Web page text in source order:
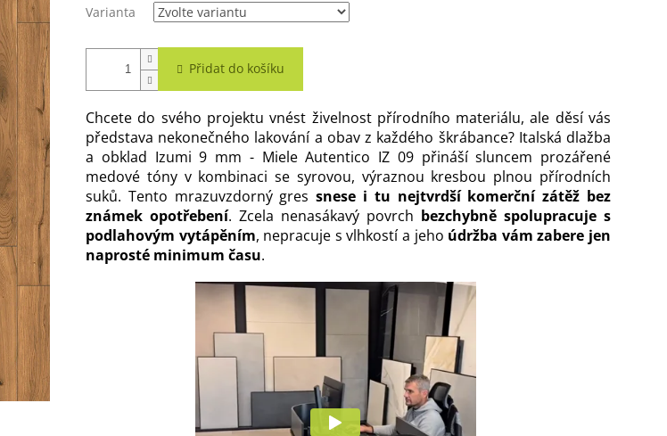
Varianta
Přidat do košíku
Chcete do svého projektu vnést živelnost přírodního materiálu, ale děsí vás
představa nekonečného lakování a obav z každého škrábance? Italská dlažba
a obklad Izumi 9 mm - Miele Autentico IZ 09 přináší sluncem prozářené
medové tóny v kombinaci se syrovou, výraznou kresbou plnou přírodních
suků. Tento mrazuvzdorný gressnese i tu nejtvrdší komerční zátěž bez
známek opotřebení. Zcela nenasákavý povrch bezchybně spolupracuje s
podlahovým vytápěním, nepracuje s vlhkostí a jeho údržba vám zabere jen
naprosté minimum času.